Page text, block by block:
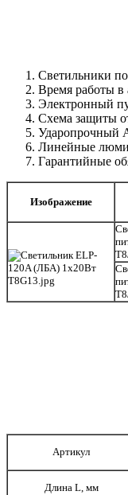
Светильники
Время работы в
Электронный
Схема защиты
Ударопрочный
Линейные
Гарантийные
Изображение
Артикул
Длина L, мм